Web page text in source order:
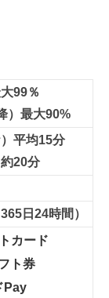
99％
）最大90%
）平均15分
約20分
日24時間）
カード
ト券
Pay